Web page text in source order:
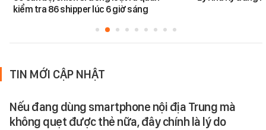
kiểm tra 86 shipper lúc 6 giờ sáng
TIN MỚI CẬP NHẬT
Nếu đang dùng smartphone nội địa Trung mà
không quẹt được thẻ nữa, đây chính là lý do